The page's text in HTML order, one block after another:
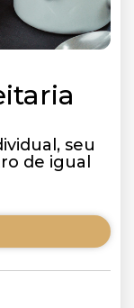
seu
de igual